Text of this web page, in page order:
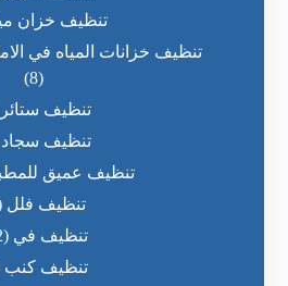
تنظيف خزان
تنظيف خزانات المياه في الامارات :
(8)
تنظيف ستائر
تنظيف سجاد
تنظيف عميق
تنظيف فلل
تنظيف في (12)
تنظيف كنب